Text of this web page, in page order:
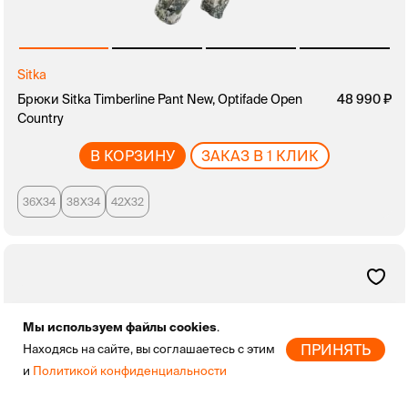
Sitka
Брюки Sitka Timberline Pant New, Optifade Open
Country
48 990
В КОРЗИНУ ЗАКАЗ В 1 КЛИК
36X34 38X34 42X32
Мы используем файлы cookies.
Находясь на сайте, вы соглашаетесь с этим
и Политикой конфиденциальности
ПРИНЯТЬ